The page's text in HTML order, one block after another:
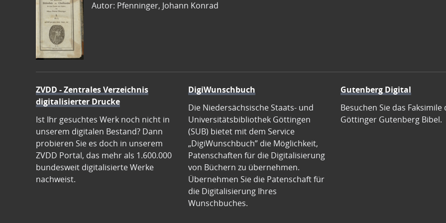
Autor: Pfenninger, Johann Konrad
ZVDD - Zentrales Verzeichnis
digitalisierter Drucke
Ist Ihr gesuchtes Werk noch nicht in
unserem digitalen Bestand? Dann
probieren Sie es doch in unserem
ZVDD Portal, das mehr als 1.600.000
bundesweit digitalisierte Werke
nachweist.
DigiWunschbuch
Die Niedersächsische Staats- und
Universitätsbibliothek Göttingen
(SUB) bietet mit dem Service
„DigiWunschbuch” die Möglichkeit,
Patenschaften für die Digitalisierung
von Büchern zu übernehmen.
Übernehmen Sie die Patenschaft für
die Digitalisierung Ihres
Wunschbuches.
Gutenberg Digital
Besuchen Sie das Faksimile
Göttinger Gutenberg Bibel.